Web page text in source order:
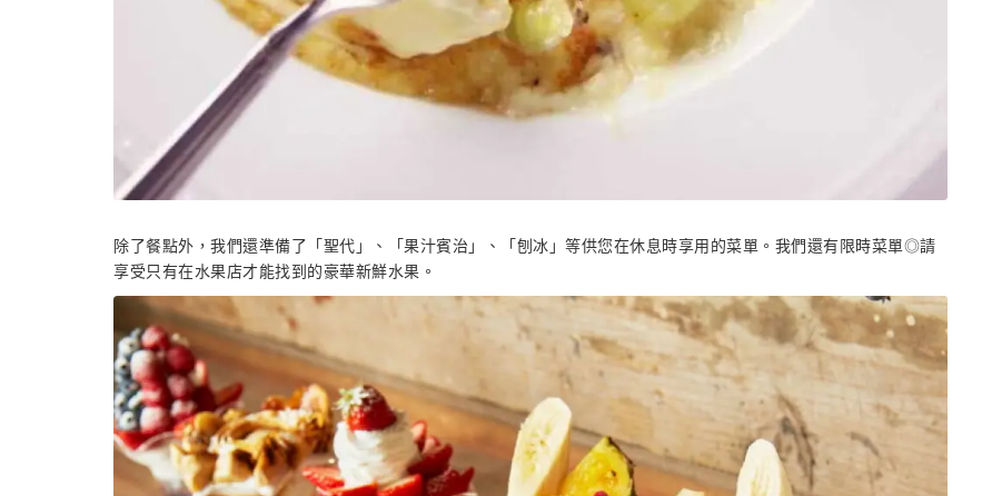
除了餐點外，我們還準備了「聖代」、「果汁賓治」、「刨冰」等供您在休息時享用的菜單。我們還有限時菜單◎請
享受只有在水果店才能找到的豪華新鮮水果。